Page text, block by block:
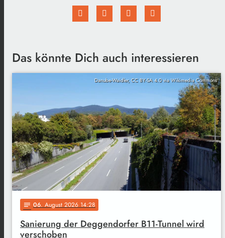
Das könnte Dich auch interessieren
Danube-Waidler, CC BY-SA 4.0 via Wikimedia Commons
notes 06. August 2026 14:28
Sanierung der Deggendorfer B11-Tunnel wird
verschoben